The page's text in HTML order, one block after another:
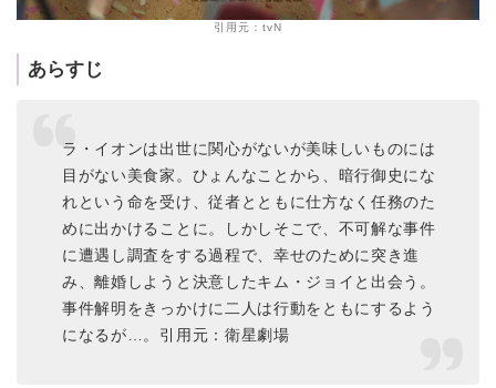
引用元：tvN
あらすじ
ラ・イオンは出世に関心がないが美味しいものには
目がない美食家。ひょんなことから、暗行御史にな
れという命を受け、従者とともに仕方なく任務のた
めに出かけることに。しかしそこで、不可解な事件
に遭遇し調査をする過程で、幸せのために突き進
み、離婚しようと決意したキム・ジョイと出会う。
事件解明をきっかけに二人は行動をともにするよう
になるが…。引用元：衛星劇場